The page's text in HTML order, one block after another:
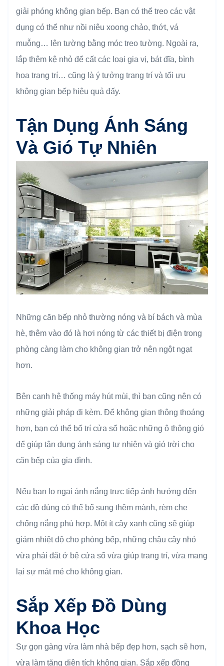
giải phóng không gian bếp. Bạn có thể treo các vật
dụng có thể như nồi niêu xoong chảo, thớt, vá
muỗng… lên tường bằng móc treo tường. Ngoài ra,
lắp thêm kệ nhỏ để cất các loại gia vị, bát đĩa, bình
hoa trang trí… cũng là ý tưởng trang trí và tối ưu
không gian bếp hiệu quả đấy.
Tận Dụng Ánh Sáng
Và Gió Tự Nhiên
Những căn bếp nhỏ thường nóng và bí bách và mùa
hè, thêm vào đó là hơi nóng từ các thiết bị điện trong
phòng càng làm cho không gian trở nên ngột ngạt
hơn.
Bên cạnh hệ thống máy hút mùi, thì bạn cũng nên có
những giải pháp đi kèm. Để không gian thông thoáng
hơn, bạn có thể bố trí cửa sổ hoặc những ô thông gió
để giúp tận dụng ánh sáng tự nhiên và gió trời cho
căn bếp của gia đình.
Nếu bạn lo ngại ánh nắng trực tiếp ảnh hưởng đến
các đồ dùng có thể bổ sung thêm mành, rèm che
chống nắng phù hợp. Một ít cây xanh cũng sẽ giúp
giảm nhiệt độ cho phòng bếp, những chậu cây nhỏ
vừa phải đặt ở bệ cửa sổ vừa giúp trang trí, vừa mang
lại sự mát mẻ cho không gian.
Sắp Xếp Đồ Dùng
Khoa Học
Sự gọn gàng vừa làm nhà bếp đẹp hơn, sạch sẽ hơn,
vừa làm tăng diện tích không gian. Sắp xếp đồng